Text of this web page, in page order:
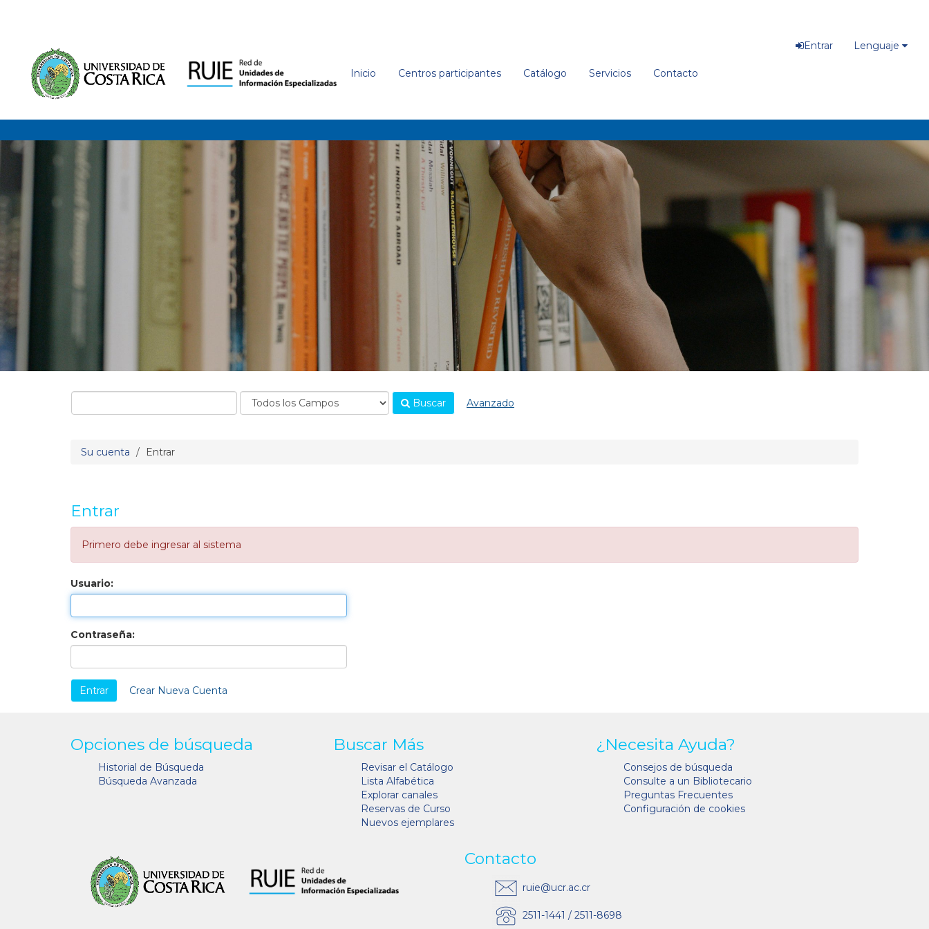
Inicio Centros participantes Catálogo Servicios Contacto
Entrar Lenguaje
Buscar Avanzado
Su cuenta Entrar
Entrar
Primero debe ingresar al sistema
Usuario:
Contraseña:
Crear Nueva Cuenta
Opciones de búsqueda
Historial de Búsqueda
Búsqueda Avanzada
Buscar Más
Revisar el Catálogo
Lista Alfabética
Explorar canales
Reservas de Curso
Nuevos ejemplares
¿Necesita Ayuda?
Consejos de búsqueda
Consulte a un Bibliotecario
Preguntas Frecuentes
Configuración de cookies
Contacto
ruie@ucr.ac.cr
2511-1441 / 2511-8698